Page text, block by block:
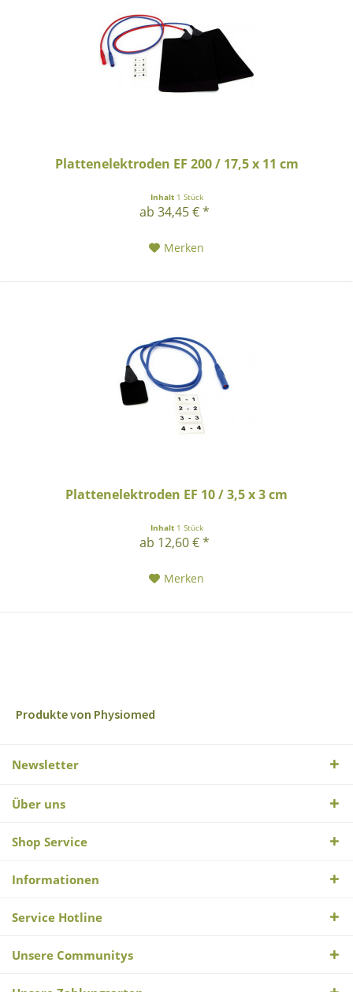
Plattenelektroden EF 200 / 17,5 x 11 cm
Inhalt 1 Stück
ab 34,45 € *
Merken
Plattenelektroden EF 10 / 3,5 x 3 cm
Inhalt 1 Stück
ab 12,60 € *
Merken
Produkte von Physiomed
Newsletter
Über uns
Shop Service
Informationen
Service Hotline
Unsere Communitys